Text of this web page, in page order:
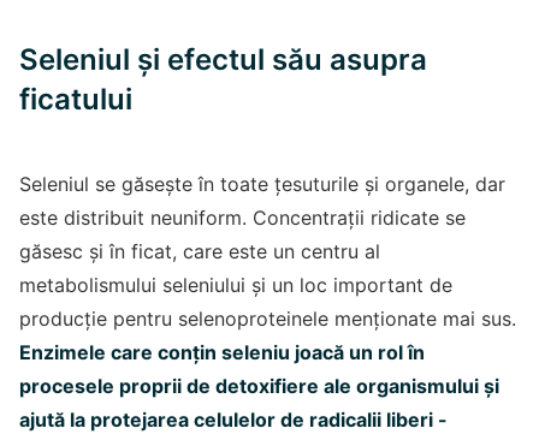
Seleniul și efectul său asupra
ficatului
Seleniul se găsește în toate țesuturile și organele, dar
este distribuit neuniform. Concentrații ridicate se
găsesc și în ficat, care este un centru al
metabolismului seleniului și un loc important de
producție pentru selenoproteinele menționate mai sus.
Enzimele care conțin seleniu joacă un rol în
procesele proprii de detoxifiere ale organismului și
ajută la protejarea celulelor de radicalii liberi -